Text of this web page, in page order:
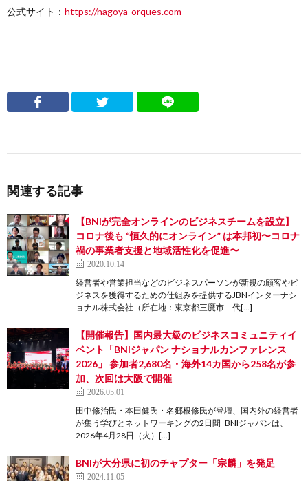
公式サイト： https://nagoya-orques.com
関連する記事
【BNIが完全オンラインのビジネスチームを設立】
コロナ後も “恒久的にオンライン” は本邦初〜コロナ
禍の事業者支援と地域活性化を促進〜
2020.10.14
経営者や営業担当などのビジネスパーソンが新規の顧客やビ
ジネスを獲得するための仕組みを提供するJBNインターナシ
ョナル株式会社（所在地：東京都三鷹市 代[…]
【開催報告】国内最大級のビジネスコミュニティイ
ベント「BNIジャパン ナショナルカンファレンス
2026」 参加者2,680名・海外14カ国から258名が参
加、次回は大阪で開催
2026.05.01
田中修治氏・本田健氏・名郷根修氏が登壇、国内外の経営者
が集う学びとネットワーキングの2日間 BNIジャパンは、
2026年4月28日（火）[…]
BNIが大分県に初のチャプター「宗麟」を発足
2024.11.05